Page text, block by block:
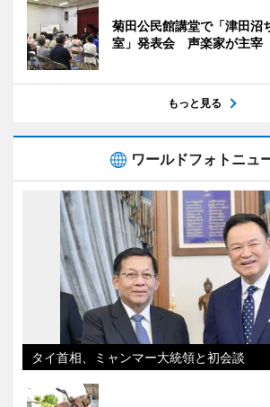
菊田公民館講堂で「津田沼
室」発表会 声楽家が主宰
もっと見る
ワールドフォトニュ
タイ首相、ミャンマー大統領と初会談